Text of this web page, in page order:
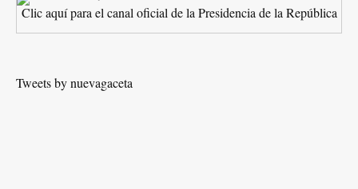
Clic aquí para el canal oficial de la Presidencia de la República
Tweets by nuevagaceta